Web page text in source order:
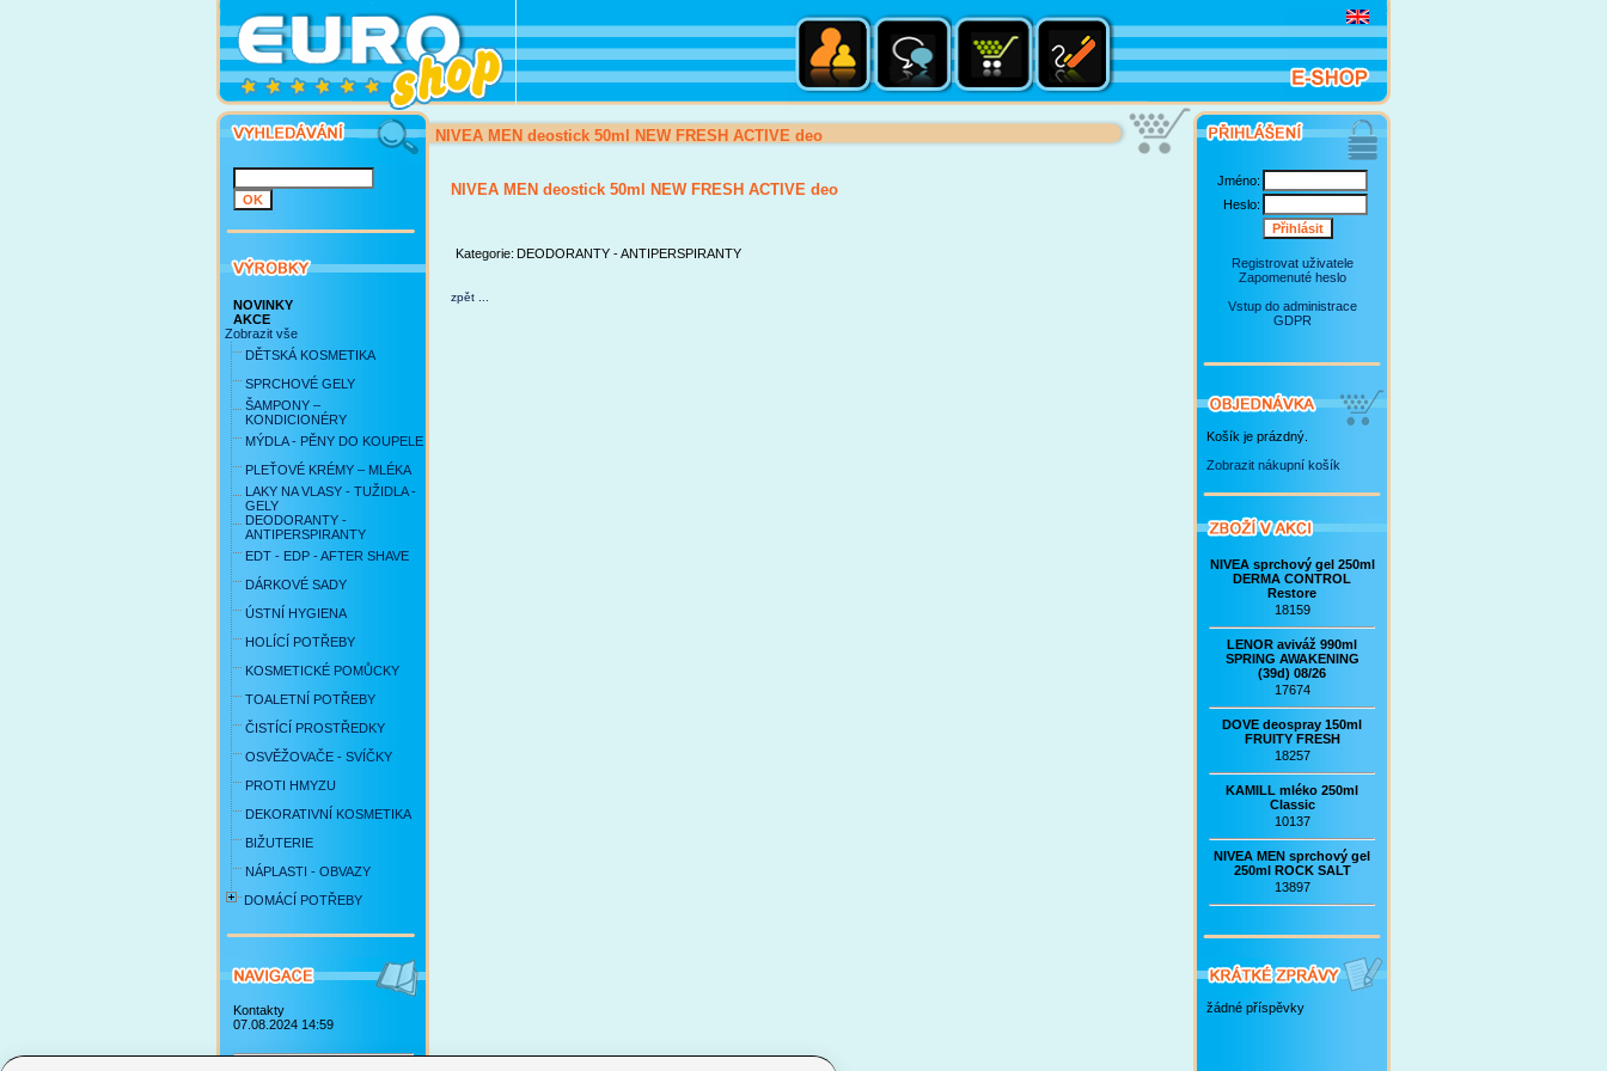
NOVINKY
AKCE
Zobrazit vše
DĚTSKÁ KOSMETIKA
SPRCHOVÉ GELY
ŠAMPONY –
KONDICIONÉRY
MÝDLA - PĚNY DO KOUPELE
PLEŤOVÉ KRÉMY – MLÉKA
LAKY NA VLASY - TUŽIDLA -
GELY
DEODORANTY -
ANTIPERSPIRANTY
EDT - EDP - AFTER SHAVE
DÁRKOVÉ SADY
ÚSTNÍ HYGIENA
HOLÍCÍ POTŘEBY
KOSMETICKÉ POMŮCKY
TOALETNÍ POTŘEBY
ČISTÍCÍ PROSTŘEDKY
OSVĚŽOVAČE - SVÍČKY
PROTI HMYZU
DEKORATIVNÍ KOSMETIKA
BIŽUTERIE
NÁPLASTI - OBVAZY
DOMÁCÍ POTŘEBY
Kontakty
07.08.2024 14:59
NIVEA MEN deostick 50ml NEW FRESH ACTIVE deo
NIVEA MEN deostick 50ml NEW FRESH ACTIVE deo
Kategorie: DEODORANTY - ANTIPERSPIRANTY
zpět ...
Jméno:
Heslo:
Registrovat uživatele
Zapomenuté heslo
Vstup do administrace
GDPR
Košík je prázdný.
Zobrazit nákupní košík
NIVEA sprchový gel 250ml
DERMA CONTROL
Restore
18159
LENOR aviváž 990ml
SPRING AWAKENING
(39d) 08/26
17674
DOVE deospray 150ml
FRUITY FRESH
18257
KAMILL mléko 250ml
Classic
10137
NIVEA MEN sprchový gel
250ml ROCK SALT
13897
žádné příspěvky